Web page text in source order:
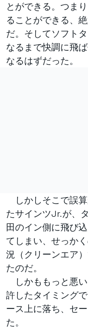
とができる。つま
ることができる、
だ。そしてソフト
なるまで快調に飛
なるはずだった。
しかしそこで誤
たサインツJr.が、
田のイン側に飛び
てしまい、せっか
況（クリーンエア
たのだ。
しかももっと悪
許したタイミング
ース上に落ち、セ
た。